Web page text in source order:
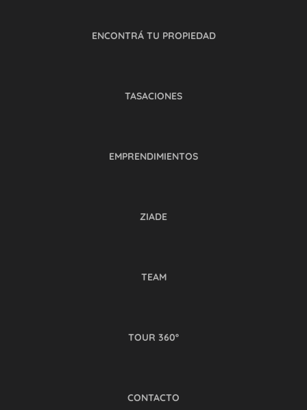
ENCONTRÁ TU PROPIEDAD
TASACIONES
EMPRENDIMIENTOS
ZIADE
TEAM
TOUR 360º
CONTACTO